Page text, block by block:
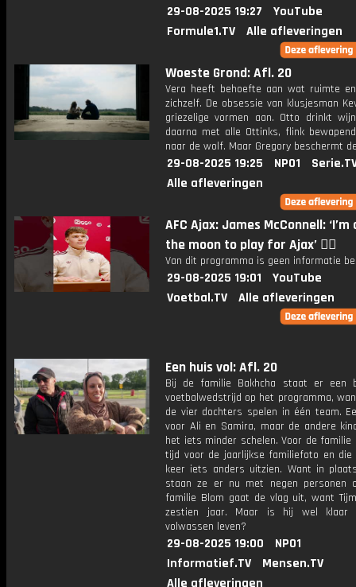
29-08-2025 19:27
YouTube
Formule1.TV
Alle afleveringen
Woeste Grond: Afl. 20
Vera heeft behoefte aan wat ruimte
zichzelf. De obsessie van klusjesman
griezelige vormen aan. Otto drinkt
daarna met alle Ottinks, flink
naar de wolf. Maar Gregory beschermt
29-08-2025 19:25 NPO1
Alle afleveringen
AFC Ajax: James McConnell: ‘I’m
the moon to play for Ajax’ ❤️‍🔥
Van dit programma is geen informatie
29-08-2025 19:01
YouTube
Voetbal.TV
Alle afleveringen
Een huis vol: Afl. 20
Bij de familie Bakhcha staat er een
voetbalwedstrijd op het programma,
de vier dochters spelen in één team.
voor Ali en Samira, maar de andere
het iets minder schelen. Voor de
tijd voor de jaarlijkse familiefoto en
keer iets anders uitzien. Want in
staan ze er nu met negen personen
familie Blom gaat de vlag uit, want
zestien jaar. Maar is hij wel klaar
volwassen leven?
29-08-2025 19:00
NPO1
Informatief.TV
Mensen.TV
Alle afleveringen